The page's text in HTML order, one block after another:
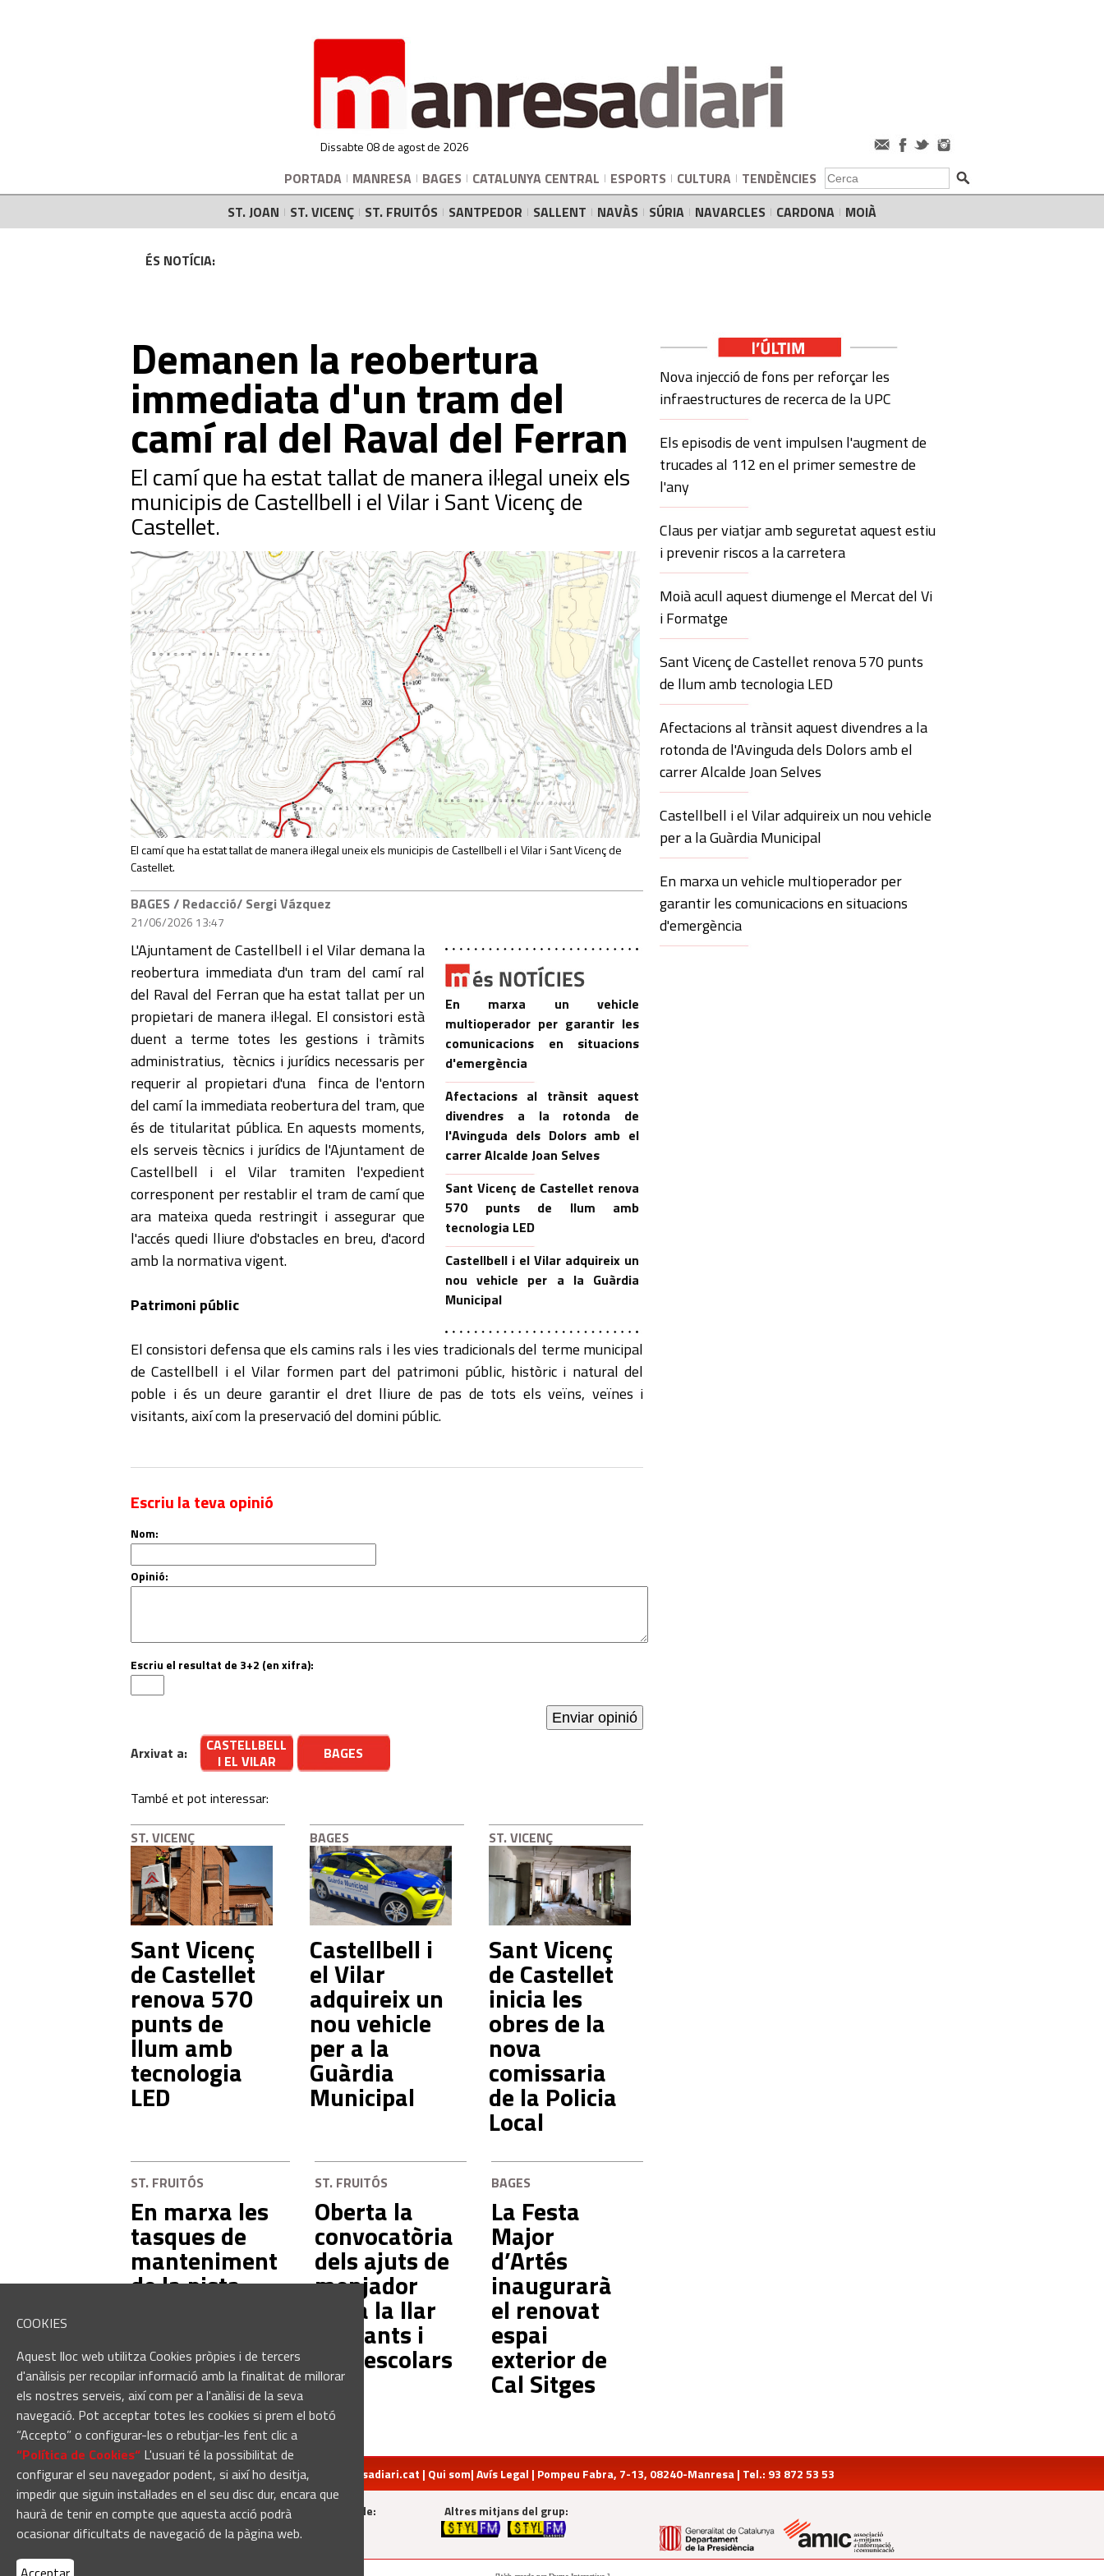
COOKIES
Aquest lloc web utilitza Cookies pròpies i de tercers
d'anàlisis per recopilar informació amb la finalitat de millorar
els nostres serveis, així com per a l'anàlisi de la seva
navegació. Pot acceptar totes les cookies si prem el botó
“Accepto” o configurar-les o rebutjar-les fent clic a
“Política de Cookies“ L'usuari té la possibilitat de
configurar el seu navegador podent, si així ho desitja,
impedir que siguin instal·lades en el seu disc dur, encara que
haurà de tenir en compte que aquesta acció podrà
ocasionar dificultats de navegació de la pàgina web.
Dissabte 08 de agost de 2026
PORTADA MANRESA BAGES CATALUNYA CENTRAL ESPORTS CULTURA TENDÈNCIES
ST. JOAN
ST. VICENÇ ST. FRUITÓS SANTPEDOR SALLENT NAVÀS SÚRIA NAVARCLES CARDONA MOIÀ
ÉS NOTÍCIA:
Demanen la reobertura
immediata d'un tram del
camí ral del Raval del Ferran
El camí que ha estat tallat de manera il·legal uneix els
municipis de Castellbell i el Vilar i Sant Vicenç de
Castellet.
El camí que ha estat tallat de manera il·legal uneix els municipis de Castellbell i el Vilar i Sant Vicenç de
Castellet.
BAGES / Redacció/ Sergi Vázquez
21/06/2026 13:47
En marxa un vehicle
multioperador per garantir les
comunicacions en situacions
d'emergència
Afectacions al trànsit aquest
divendres a la rotonda de
l'Avinguda dels Dolors amb el
carrer Alcalde Joan Selves
Sant Vicenç de Castellet renova
570 punts de llum amb
tecnologia LED
Castellbell i el Vilar adquireix un
nou vehicle per a la Guàrdia
Municipal
L'Ajuntament de Castellbell i el Vilar demana la
reobertura immediata d'un tram del camí ral
del Raval del Ferran que ha estat tallat per un
propietari de manera il·legal. El consistori està
duent a terme totes les gestions i tràmits
administratius, tècnics i jurídics necessaris per
requerir al propietari d'una finca de l'entorn
del camí la immediata reobertura del tram, que
és de titularitat pública. En aquests moments,
els serveis tècnics i jurídics de l'Ajuntament de
Castellbell i el Vilar tramiten l'expedient
corresponent per restablir el tram de camí que
ara mateixa queda restringit i assegurar que
l'accés quedi lliure d'obstacles en breu, d'acord
amb la normativa vigent.
Patrimoni públic
​El consistori defensa que els camins rals i les vies tradicionals del terme municipal
de Castellbell i el Vilar formen part del patrimoni públic, històric i natural del
poble i és un deure garantir el dret lliure de pas de tots els veïns, veïnes i
visitants, així com la preservació del domini públic.
Escriu la teva opinió
Nom:
Opinió:
Escriu el resultat de 3+2 (en xifra):
Arxivat a:
CASTELLBELL
I EL VILAR
BAGES
També et pot interessar:
ST. VICENÇ
Sant Vicenç
de Castellet
renova 570
punts de
llum amb
tecnologia
LED
BAGES
Castellbell i
el Vilar
adquireix un
nou vehicle
per a la
Guàrdia
Municipal
ST. VICENÇ
Sant Vicenç
de Castellet
inicia les
obres de la
nova
comissaria
de la Policia
Local
ST. FRUITÓS
En marxa les
tasques de
manteniment
de la pista
Municipal de
Sant Fruitós
ST. FRUITÓS
Oberta la
convocatòria
dels ajuts de
menjador
per a la llar
d'infants i
pels escolars
BAGES
La Festa
Major
d’Artés
inaugurarà
el renovat
espai
exterior de
Cal Sitges
Nova injecció de fons per reforçar les
infraestructures de recerca de la UPC
Els episodis de vent impulsen l'augment de
trucades al 112 en el primer semestre de
l'any
Claus per viatjar amb seguretat aquest estiu
i prevenir riscos a la carretera
Moià acull aquest diumenge el Mercat del Vi
i Formatge
Sant Vicenç de Castellet renova 570 punts
de llum amb tecnologia LED
Afectacions al trànsit aquest divendres a la
rotonda de l'Avinguda dels Dolors amb el
carrer Alcalde Joan Selves
Castellbell i el Vilar adquireix un nou vehicle
per a la Guàrdia Municipal
En marxa un vehicle multioperador per
garantir les comunicacions en situacions
d'emergència
redaccio@manresadiari.cat | Qui som|Avís Legal | Pompeu Fabra, 7-13, 08240-Manresa | Tel.: 93 872 53 53
Manresadiari.cat és un producte de: Altres mitjans del grup: